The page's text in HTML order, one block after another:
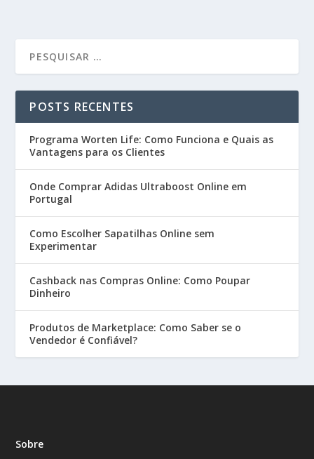
POSTS RECENTES
Programa Worten Life: Como Funciona e Quais as
Vantagens para os Clientes
Onde Comprar Adidas Ultraboost Online em
Portugal
Como Escolher Sapatilhas Online sem
Experimentar
Cashback nas Compras Online: Como Poupar
Dinheiro
Produtos de Marketplace: Como Saber se o
Vendedor é Confiável?
Sobre